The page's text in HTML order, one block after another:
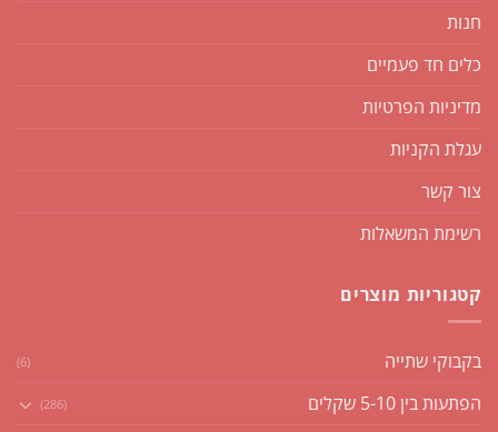
חנות
כלים חד פעמיים
מדיניות הפרטיות
עגלת הקניות
צור קשר
רשימת המשאלות
קטגוריות מוצרים
בקבוקי שתייה (6)
הפתעות בין 5-10 שקלים (286)